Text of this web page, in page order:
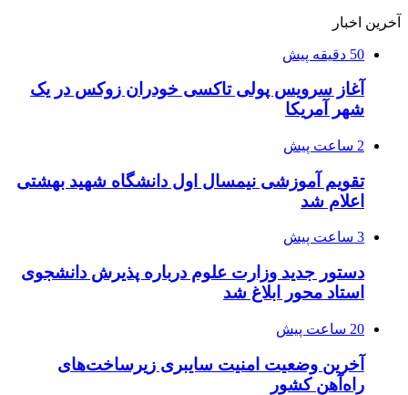
آخرین اخبار
50 دقیقه پیش
آغاز سرویس پولی تاکسی خودران زوکس در یک
شهر آمریکا
2 ساعت پیش
تقویم آموزشی نیمسال اول دانشگاه شهید بهشتی
اعلام شد
3 ساعت پیش
دستور جدید وزارت علوم درباره پذیرش دانشجوی
استاد محور ابلاغ شد
20 ساعت پیش
آخرین وضعیت امنیت سایبری زیرساخت‌های
راه‌آهن کشور